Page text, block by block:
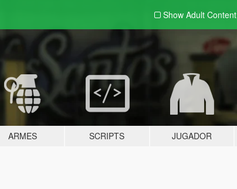
Show Adult Content
ARMES SCRIPTS JUGADOR